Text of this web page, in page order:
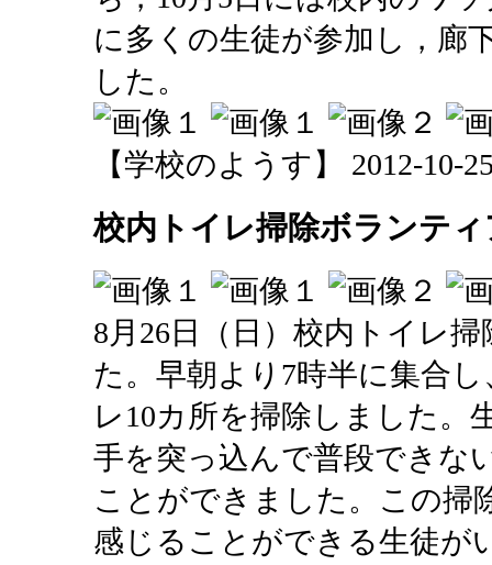
に多くの生徒が参加し，廊
した。
【学校のようす】 2012-10-
校内トイレ掃除ボランティ
8月26日（日）校内トイレ
た。早朝より7時半に集合
レ10カ所を掃除しました。
手を突っ込んで普段できな
ことができました。この掃
感じることができる生徒が